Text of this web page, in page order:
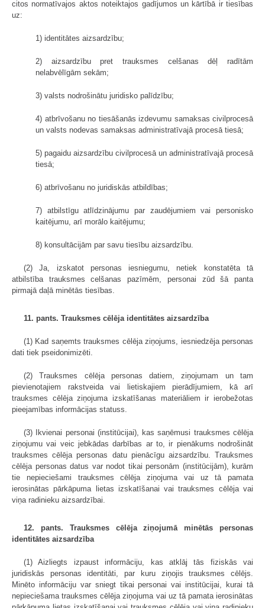
citos normatīvajos aktos noteiktajos gadījumos un kārtībā ir tiesības
uz:
1) identitātes aizsardzību;
2) aizsardzību pret trauksmes celšanas dēļ radītām
nelabvēlīgām sekām;
3) valsts nodrošinātu juridisko palīdzību;
4) atbrīvošanu no tiesāšanās izdevumu samaksas civilprocesā
un valsts nodevas samaksas administratīvajā procesā tiesā;
5) pagaidu aizsardzību civilprocesā un administratīvajā procesā
tiesā;
6) atbrīvošanu no juridiskās atbildības;
7) atbilstīgu atlīdzinājumu par zaudējumiem vai personisko
kaitējumu, arī morālo kaitējumu;
8) konsultācijām par savu tiesību aizsardzību.
(2) Ja, izskatot personas iesniegumu, netiek konstatēta tā
atbilstība trauksmes celšanas pazīmēm, personai zūd šā panta
pirmajā daļā minētās tiesības.
11. pants. Trauksmes cēlēja identitātes aizsardzība
(1) Kad saņemts trauksmes cēlēja ziņojums, iesniedzēja personas
dati tiek pseidonimizēti.
(2) Trauksmes cēlēja personas datiem, ziņojumam un tam
pievienotajiem rakstveida vai lietiskajiem pierādījumiem, kā arī
trauksmes cēlēja ziņojuma izskatīšanas materiāliem ir ierobežotas
pieejamības informācijas statuss.
(3) Ikvienai personai (institūcijai), kas saņēmusi trauksmes cēlēja
ziņojumu vai veic jebkādas darbības ar to, ir pienākums nodrošināt
trauksmes cēlēja personas datu pienācīgu aizsardzību. Trauksmes
cēlēja personas datus var nodot tikai personām (institūcijām), kurām
tie nepieciešami trauksmes cēlēja ziņojuma vai uz tā pamata
ierosinātas pārkāpuma lietas izskatīšanai vai trauksmes cēlēja vai
viņa radinieku aizsardzībai.
12. pants. Trauksmes cēlēja ziņojumā minētās personas
identitātes aizsardzība
(1) Aizliegts izpaust informāciju, kas atklāj tās fiziskās vai
juridiskās personas identitāti, par kuru ziņojis trauksmes cēlējs.
Minēto informāciju var sniegt tikai personai vai institūcijai, kurai tā
nepieciešama trauksmes cēlēja ziņojuma vai uz tā pamata ierosinātas